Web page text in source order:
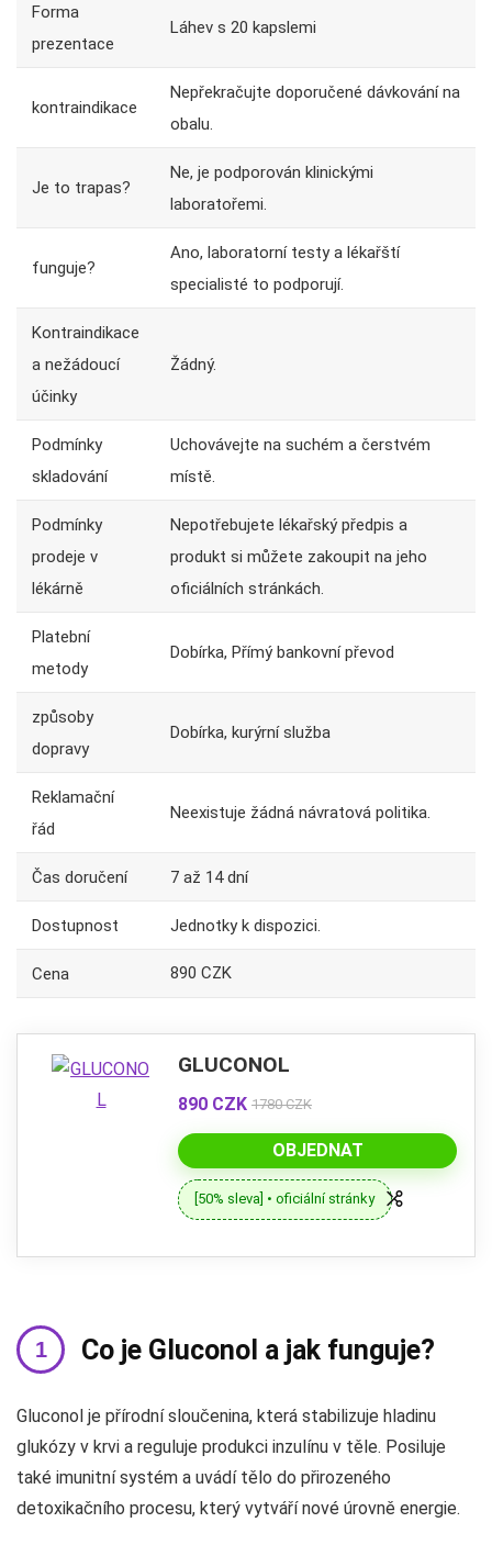
Forma
prezentace
Láhev s 20 kapslemi
kontraindikace
Nepřekračujte doporučené dávkování na
obalu.
Je to trapas?
Ne, je podporován klinickými
laboratořemi.
funguje?
Ano, laboratorní testy a lékařští
specialisté to podporují.
Kontraindikace
a nežádoucí
účinky
Žádný.
Podmínky
skladování
Uchovávejte na suchém a čerstvém
místě.
Podmínky
prodeje v
lékárně
Nepotřebujete lékařský předpis a
produkt si můžete zakoupit na jeho
oficiálních stránkách.
Platební
metody
Dobírka, Přímý bankovní převod
způsoby
dopravy
Dobírka, kurýrní služba
Reklamační
řád
Neexistuje žádná návratová politika.
Čas doručení 7 až 14 dní
Dostupnost Jednotky k dispozici.
Cena 890 CZK
GLUCONOL
890 CZK 1780 CZK
OBJEDNAT
[50% sleva] • oficiální stránky
Co je Gluconol a jak funguje?
Gluconol je přírodní sloučenina, která stabilizuje hladinu
glukózy v krvi a reguluje produkci inzulínu v těle. Posiluje
také imunitní systém a uvádí tělo do přirozeného
detoxikačního procesu, který vytváří nové úrovně energie.